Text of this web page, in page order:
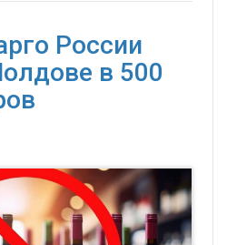
России
в 500